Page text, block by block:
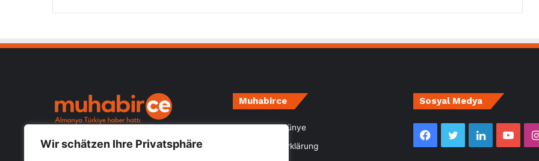
Wir schätzen Ihre Privatsphäre
öğrenebileceğiniz hızlı güvenilir haber
Muhabirce
Impressum- Künye
Datenschutzerklärung
Sosyal Medya
Facebook
TwitterLinkedIn